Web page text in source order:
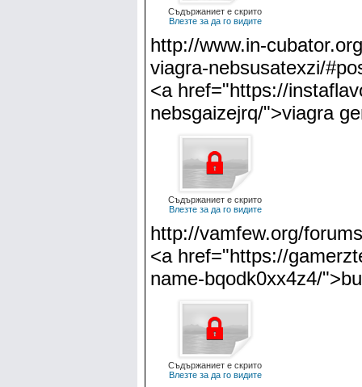
Съдържаниет е скрито
Влезте за да го видите
http://www.in-
viagra-nebsusatexzi/
<a href="https://
nebsgaizejrq/">viagra
Съдържаниет е скрито
Влезте за да го видите
http://vamfew.org/
<a href="https://
name-bqodk0xx4z4/
Съдържаниет е скрито
Влезте за да го видите